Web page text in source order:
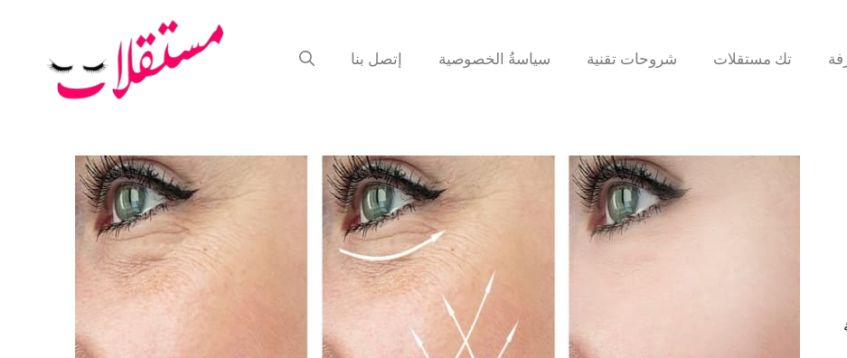
تك مستقلات شروحات تقنية سياسةُ الخصوصية إتصل بنا